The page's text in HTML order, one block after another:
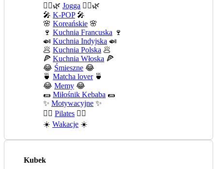
🧘‍♀️🌿 Jogga 🧘‍♀️🌿
🎤 K-POP🎤
🌸 Koreańskie 🌸
🍷 Kuchnia Francuska 🍷
🍛 Kuchnia Indyjska 🍛
🥟 Kuchnia Polska 🥟
🍕 Kuchnia Włoska 🍕
😂 Śmieszne 😂
🍵 Matcha lover🍵
😂 Memy 😂
🌯 Miłośnik Kebaba 🌯
✨ Motywacyjne ✨
🧘‍♀️ Pilates 🧘‍♀️
☀️ Wakacje ☀️
Kubek